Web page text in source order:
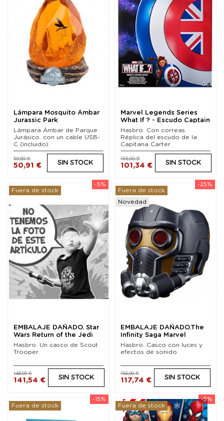
Lámpara Mosquito Ámbar
Jurassic Park
Lámpara Ámbar de Parque
Jurásico. con un cable USB-
C (incluido)
50,91 €
59,90 €
SIN STOCK
Marvel Legends Series
What If ? - Escudo Captain
Carter 60 cm
Hasbro. Con correas.
Réplica del escudo de la
Capitana Carter
101,34 €
155,90 €
SIN STOCK
-5%
Fuera de stock
EMBALAJE DAÑADO. Star
Wars Return of the Jedi
Black Series...
Hasbro. Un casco de Scout
Trooper.
141,54 €
148,99 €
SIN STOCK
-25%
Fuera de stock
Novedad
EMBALAJE DAÑADO.The
Infinity Saga Marvel
Legends Casco...
Hasbro. Casco con luces y
efectos de sonido
117,74 €
156,99 €
SIN STOCK
-15%
Fuera de stock
-5%
Fuera de stock